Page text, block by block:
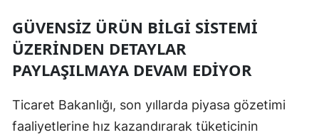
Karaman
Kırıkkale
Batman
GÜVENSIZ ÜRÜN BILGI SISTEMI
ÜZERINDEN DETAYLAR
PAYLAŞILMAYA DEVAM EDIYOR
Ticaret Bakanlığı, son yıllarda piyasa gözetimi
faaliyetlerine hız kazandırarak tüketicinin